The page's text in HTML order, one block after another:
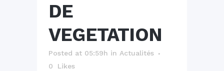
DE
VEGETATION
Posted at 05:59h in Actualités
0
Likes